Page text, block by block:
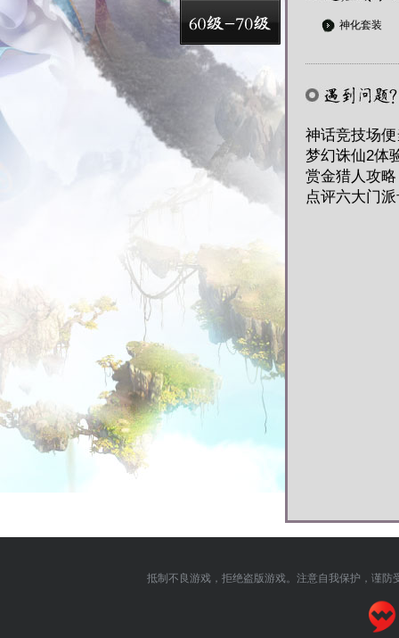
神化套装
神话竞技场
梦幻诛仙2体
赏金猎人攻略
点评六大门
抵制不良游戏，拒绝盗版游戏。注意自我保护，谨防